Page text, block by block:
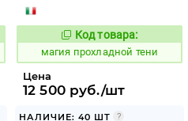
Код:
915478
Код товара:
магия прохладной тени
Цена
12 500 руб./шт
НАЛИЧИЕ: 40 ШТ